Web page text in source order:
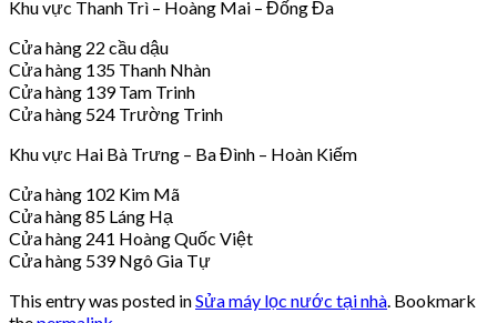
Khu vực Thanh Trì – Hoàng Mai – Đống Đa
Cửa hàng 22 cầu dậu
Cửa hàng 135 Thanh Nhàn
Cửa hàng 139 Tam Trinh
Cửa hàng 524 Trường Trinh
Khu vực Hai Bà Trưng – Ba Đình – Hoàn Kiếm
Cửa hàng 102 Kim Mã
Cửa hàng 85 Láng Hạ
Cửa hàng 241 Hoàng Quốc Việt
Cửa hàng 539 Ngô Gia Tự
This entry was posted inSửa máy lọc nước tại nhà . Bookmark